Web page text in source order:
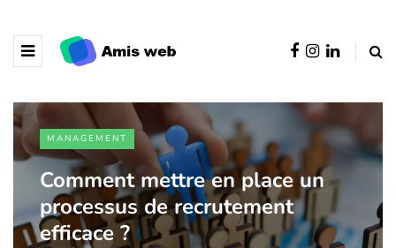
MANAGEMENT
Comment mettre en place un
processus de recrutement
efficace ?